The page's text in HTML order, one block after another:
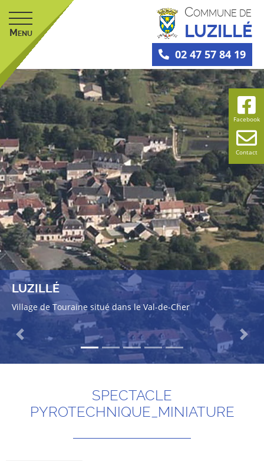
Facebook
Contact
M ENU
COMMUNE DE
LUZILLÉ
02 47 57 84 19
LUZILLÉ
Village de Touraine situé dans le Val-de-Cher
Previous Next
SPECTACLE
PYROTECHNIQUE_MINIATURE